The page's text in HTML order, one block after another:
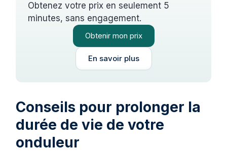
Obtenez votre prix en seulement 5
minutes, sans engagement.
Obtenir mon prix
En savoir plus
Conseils pour prolonger la
durée de vie de votre
onduleur